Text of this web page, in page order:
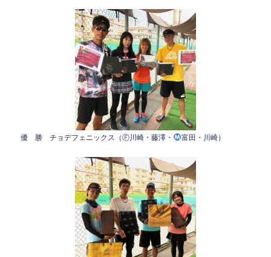
優 勝 チョデフェニックス（Ⓕ川崎・藤澤・ 富田・川崎）